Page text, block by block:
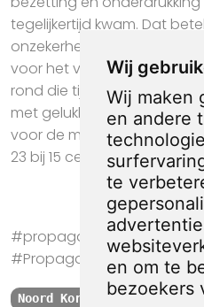
Wij
Wij maken
en andere
te
en om te
bezoekers
tegelijkertijd kwam. Dat
onzekerheid, hongersnood
voor het volk van 'de
rond die tijd (Mao Zedong)
met gelukkig meer rust en
voor de mensen. De prent
23 bij 15 centimeter.
#propaganda #kunstnull
#Propaganda #China
Noord Korea Propaganda